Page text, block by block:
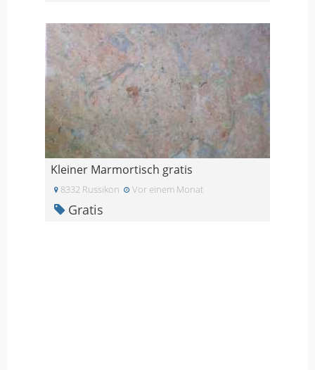
Kleiner Marmortisch gratis
8332 Russikon Vor einem Monat
Gratis